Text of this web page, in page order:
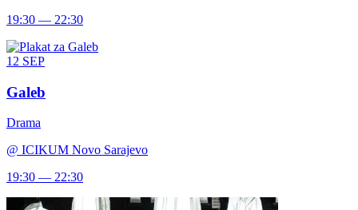
19:30 — 22:30
12 SEP
Galeb
Drama
@ ICIKUM Novo Sarajevo
19:30 — 22:30